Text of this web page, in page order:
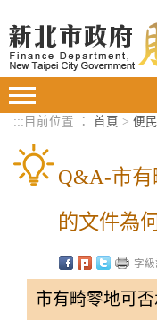
::: 目前位置 ： 首頁 > 便
Q&A-市有
的文件為
字級
市有畸零地可